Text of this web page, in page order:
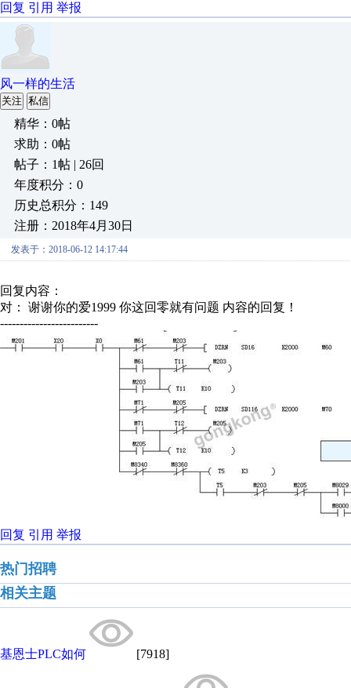
回复 引用 举报
风一样的生活
关注 私信
精华：0帖
求助：0帖
帖子：1帖 | 26回
年度积分：0
历史总积分：149
注册：2018年4月30日
发表于：2018-06-12 14:17:44
回复内容：
对： 谢谢你的爱1999 你这回零就有问题 内容的回复！
-------------------------
回复 引用 举报
热门招聘
相关主题
基恩士PLC如何 [7918]